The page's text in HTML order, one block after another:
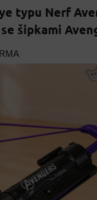
typu Nerf
šipkami